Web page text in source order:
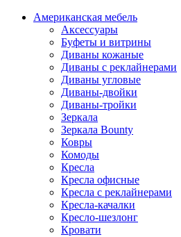
Американская мебель
Аксессуары
Буфеты и витрины
Диваны кожаные
Диваны с реклайнерами
Диваны угловые
Диваны-двойки
Диваны-тройки
Зеркала
Зеркала Bounty
Ковры
Комоды
Кресла
Кресла офисные
Кресла с реклайнерами
Кресла-качалки
Кресло-шезлонг
Кровати